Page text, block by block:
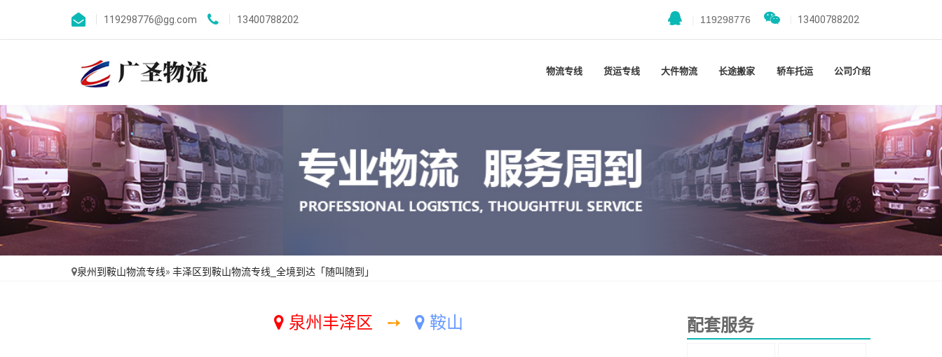
119298776@gg.com 13400788202 119298776 13400788202
物流专线 货运专线 大件物流 长途搬家 轿车托运 公司介绍
泉州到鞍山物流专线» 丰泽区到鞍山物流专线_全境到达「随叫随到」
泉州丰泽区 ➙ 鞍山 配套服务